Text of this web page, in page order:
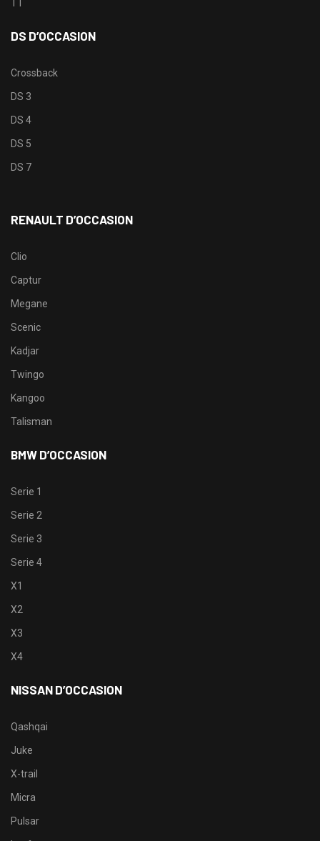
TT
DS D’OCCASION
Crossback
DS 3
DS 4
DS 5
DS 7
RENAULT D’OCCASION
Clio
Captur
Megane
Scenic
Kadjar
Twingo
Kangoo
Talisman
BMW D’OCCASION
Serie 1
Serie 2
Serie 3
Serie 4
X1
X2
X3
X4
NISSAN D’OCCASION
Qashqai
Juke
X-trail
Micra
Pulsar